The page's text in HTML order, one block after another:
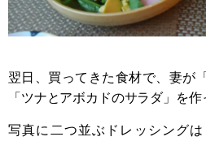
翌日、買ってきた食材で、妻が
「ツナとアボカドのサラダ」を作
写真に二つ並ぶドレッシング